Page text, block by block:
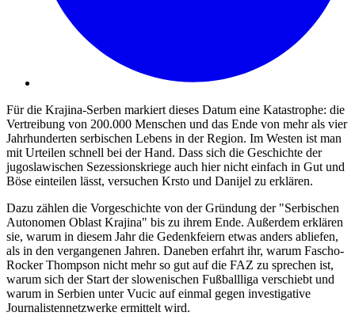
Für die Krajina-Serben markiert dieses Datum eine Katastrophe: die
Vertreibung von 200.000 Menschen und das Ende von mehr als vier
Jahrhunderten serbischen Lebens in der Region. Im Westen ist man
mit Urteilen schnell bei der Hand. Dass sich die Geschichte der
jugoslawischen Sezessionskriege auch hier nicht einfach in Gut und
Böse einteilen lässt, versuchen Krsto und Danijel zu erklären.
Dazu zählen die Vorgeschichte von der Gründung der "Serbischen
Autonomen Oblast Krajina" bis zu ihrem Ende. Außerdem erklären
sie, warum in diesem Jahr die Gedenkfeiern etwas anders abliefen,
als in den vergangenen Jahren. Daneben erfahrt ihr, warum Fascho-
Rocker Thompson nicht mehr so gut auf die FAZ zu sprechen ist,
warum sich der Start der slowenischen Fußballliga verschiebt und
warum in Serbien unter Vucic auf einmal gegen investigative
Journalistennetzwerke ermittelt wird.